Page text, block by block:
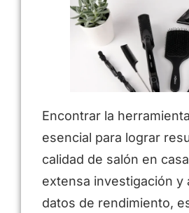
Encontrar la
esencial para lograr
calidad de salón en
extensa investigación y
datos de rendimiento,